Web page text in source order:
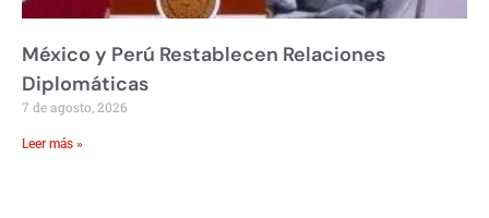
México y Perú Restablecen Relaciones
Diplomáticas
7 de agosto, 2026
Leer más »